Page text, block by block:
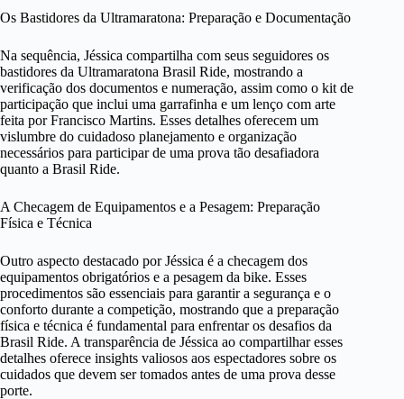
Os Bastidores da Ultramaratona: Preparação e Documentação
Na sequência, Jéssica compartilha com seus seguidores os
bastidores da Ultramaratona Brasil Ride, mostrando a
verificação dos documentos e numeração, assim como o kit de
participação que inclui uma garrafinha e um lenço com arte
feita por Francisco Martins. Esses detalhes oferecem um
vislumbre do cuidadoso planejamento e organização
necessários para participar de uma prova tão desafiadora
quanto a Brasil Ride.
A Checagem de Equipamentos e a Pesagem: Preparação
Física e Técnica
Outro aspecto destacado por Jéssica é a checagem dos
equipamentos obrigatórios e a pesagem da bike. Esses
procedimentos são essenciais para garantir a segurança e o
conforto durante a competição, mostrando que a preparação
física e técnica é fundamental para enfrentar os desafios da
Brasil Ride. A transparência de Jéssica ao compartilhar esses
detalhes oferece insights valiosos aos espectadores sobre os
cuidados que devem ser tomados antes de uma prova desse
porte.